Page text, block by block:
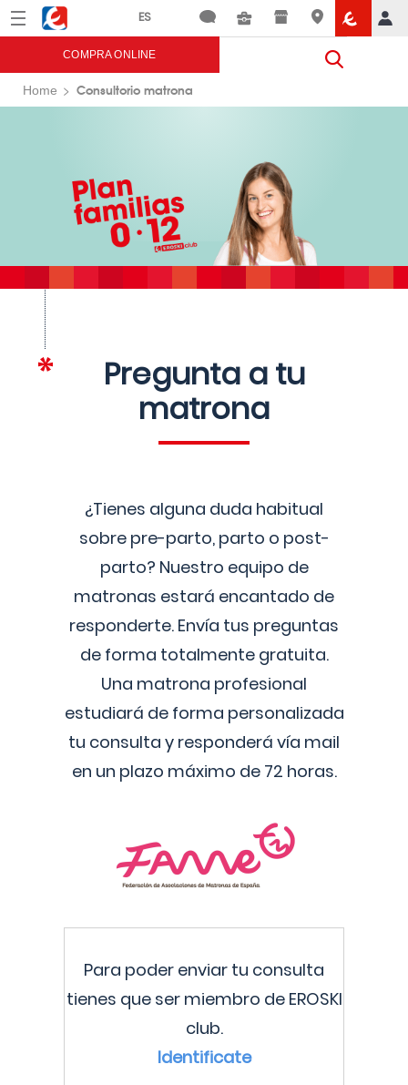
Menú Eroski
COMPRA ONLINE
Home Consultorio matrona
Pregunta a tu
matrona
¿Tienes alguna duda habitual
sobre pre-parto, parto o post-
parto? Nuestro equipo de
matronas estará encantado de
responderte. Envía tus preguntas
de forma totalmente gratuita.
Una matrona profesional
estudiará de forma personalizada
tu consulta y responderá vía mail
en un plazo máximo de 72 horas.
Para poder enviar tu consulta
tienes que ser miembro de EROSKI
club.
Identificate